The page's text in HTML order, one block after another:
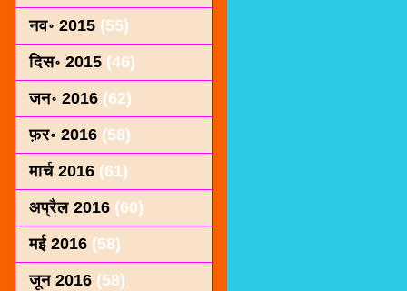
नव॰ 2015 (55)
दिस॰ 2015 (46)
जन॰ 2016 (62)
फ़र॰ 2016 (58)
मार्च 2016 (61)
अप्रैल 2016 (60)
मई 2016 (58)
जून 2016 (58)